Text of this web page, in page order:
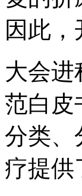
因此
大会进
范白皮
分类、
疗提供